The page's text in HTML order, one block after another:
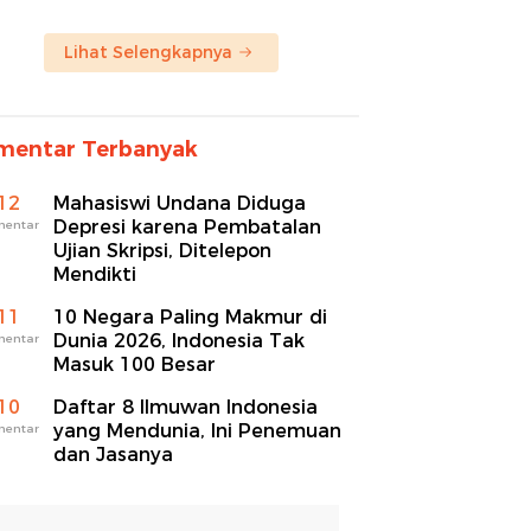
Lihat Selengkapnya
Terbanyak
Mahasiswi Undana Diduga
Depresi karena Pembatalan
Ujian Skripsi, Ditelepon
Mendikti
10 Negara Paling Makmur di
Dunia 2026, Indonesia Tak
Masuk 100 Besar
Daftar 8 Ilmuwan Indonesia
yang Mendunia, Ini Penemuan
dan Jasanya